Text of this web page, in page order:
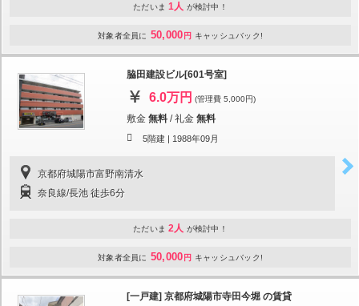
ただいま 1人 が検討中！
対象者全員に 50,000 円 キャッシュバック!
脇田建設ビル[601号室]
6.0万円 (管理費 5,000円)
敷金 無料 /礼金 無料
5階建 | 1988年09月
京都府城陽市富野南清水
奈良線/長池 徒歩6分
ただいま 2人 が検討中！
対象者全員に 50,000 円 キャッシュバック!
[一戸建] 京都府城陽市寺田今堀 の賃貸